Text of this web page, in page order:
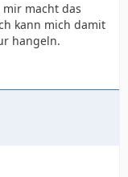
macht das
kann mich damit
hangeln.